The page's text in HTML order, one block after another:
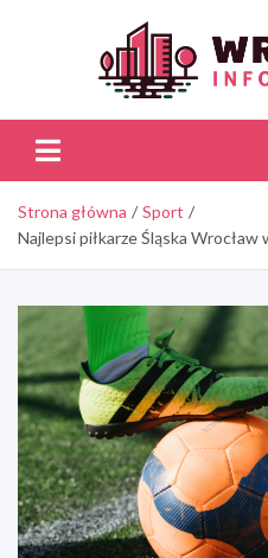
Strona główna
Sport
Najlepsi piłkarze Śląska Wrocław